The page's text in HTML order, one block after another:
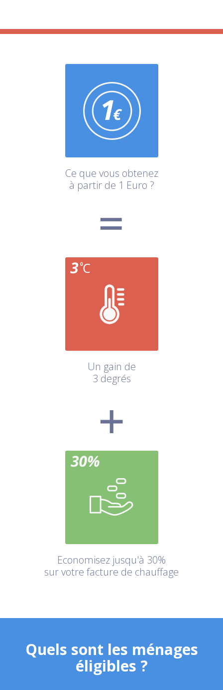
Ce que vous obtenez
à partir de 1 Euro ?
Un gain de
3 degrés
Economisez jusqu'à 30%
sur votre facture de chauffage
Quels sont les ménages
éligibles ?